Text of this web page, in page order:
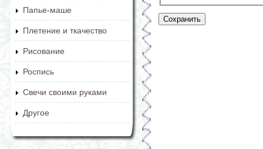
Папье-маше
Плетение и ткачество
Рисование
Роспись
Свечи своими руками
Другое